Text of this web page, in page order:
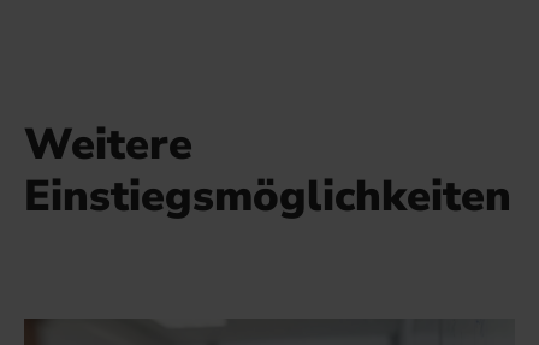
Weitere
Einstiegsmöglichkeiten